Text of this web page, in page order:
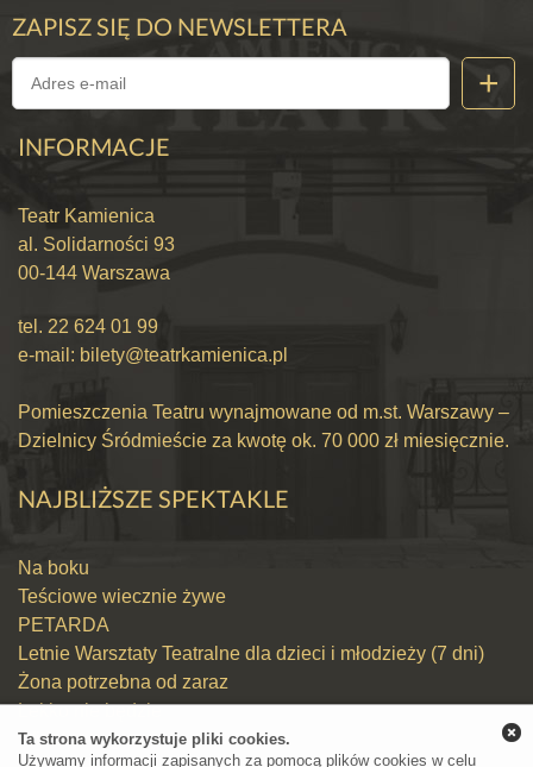
ZAPISZ SIĘ DO NEWSLETTERA
INFORMACJE
Teatr Kamienica
al. Solidarności 93
00-144 Warszawa
tel. 22 624 01 99
e-mail: bilety@teatrkamienica.pl
Pomieszczenia Teatru wynajmowane od m.st. Warszawy –
Dzielnicy Śródmieście za kwotę ok. 70 000 zł miesięcznie.
NAJBLIŻSZE SPEKTAKLE
Na boku
Teściowe wiecznie żywe
PETARDA
Letnie Warsztaty Teatralne dla dzieci i młodzieży (7 dni)
Żona potrzebna od zaraz
Lekko nie będzie
Widelec w głowie
Ta strona wykorzystuje pliki cookies.
Używamy informacji zapisanych za pomocą plików cookies w celu